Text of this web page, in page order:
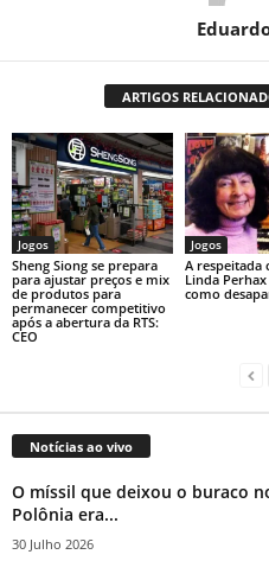
ARTIGOS
Jogos
Sheng Siong se prepara
para ajustar preços e mix
de produtos para
permanecer competitivo
após a abertura da RTS:
CEO
Jogos
A respeitada
Linda
como
Notícias ao vivo
O míssil que deixou o buraco
Polônia era...
30 Julho 2026